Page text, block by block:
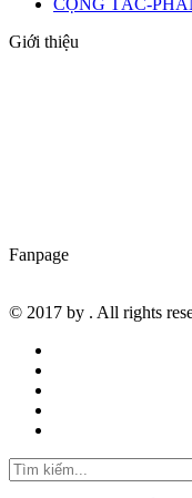
CỘNG TÁC-
Giới thiệu
Fanpage
© 2017 by . All rights